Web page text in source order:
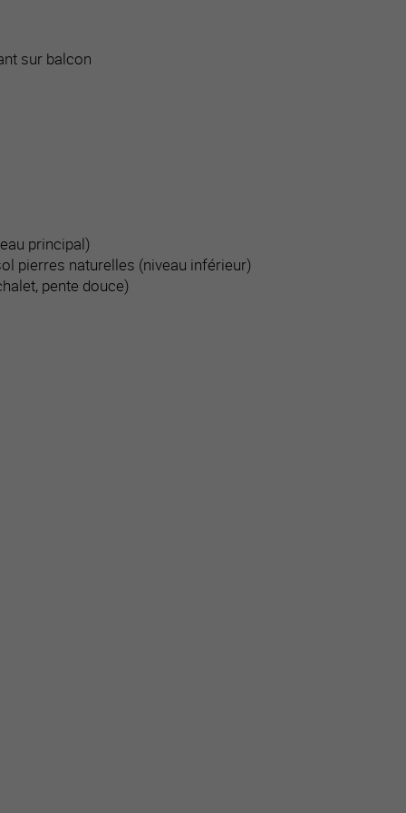
sur balcon
principal)
pierres naturelles (niveau inférieur)
pente douce)